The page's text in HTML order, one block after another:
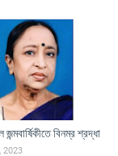
বিনম্র শ্রদ্ধা
2023